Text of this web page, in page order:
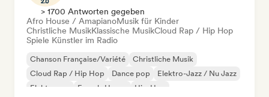
> 1700 Antworten gegeben
Afro House / AmapianoMusik für Kinder
Christliche MusikKlassische MusikCloud Rap / Hip Hop
Spiele Künstler im Radio
Chanson Française/Variété
Christliche Musik
Cloud Rap / Hip Hop
Dance pop
Elektro-Jazz / Nu Jazz
Elektropop
French-House Hip-Hop